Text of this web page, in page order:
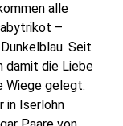
alle
–
Seit
damit die Liebe
Wiege gelegt.
in Iserlohn